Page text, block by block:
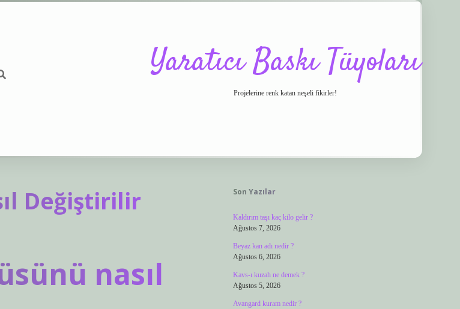
Yaratıcı Baskı Tüyoları
Projelerine renk katan neşeli fikirler!
Değiştirilir
nasıl
Son Yazılar
Kaldırım taşı kaç kilo gelir ?
Ağustos 7, 2026
Beyaz kan adı nedir ?
Ağustos 6, 2026
Kavs-ı kuzah ne demek ?
Ağustos 5, 2026
Avangard kuram nedir ?